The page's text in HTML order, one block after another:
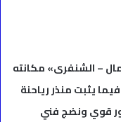
– الشنفرى» مكانته
يثبت منذر رياحنة
قوي ونضج فني